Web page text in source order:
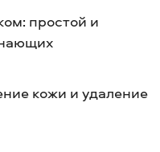
простой и
кожи и удаление